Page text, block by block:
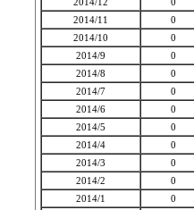
2014/11
0
2014/10
0
2014/9
0
2014/8
0
2014/7
0
2014/6
0
2014/5
0
2014/4
0
2014/3
0
2014/2
0
2014/1
0